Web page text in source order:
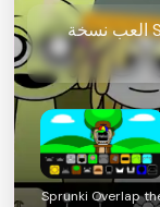
العب نسخة Sprunki Mayonnaise عبر الإنترنت، لا
Sprunki Overlap